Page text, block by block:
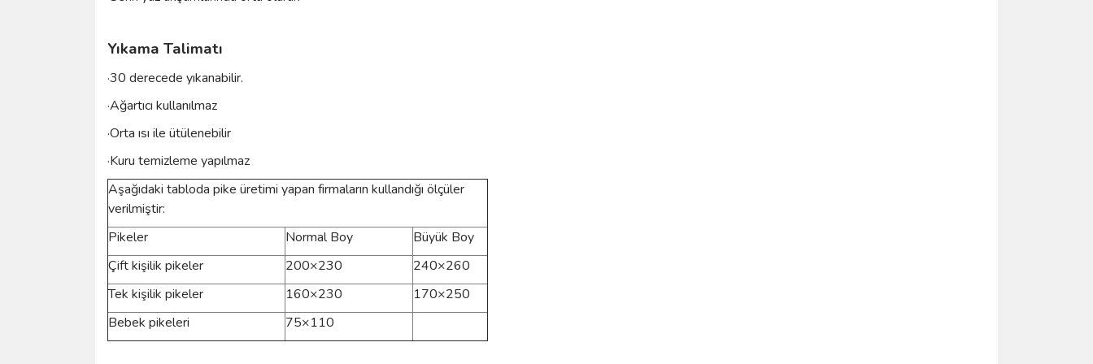
Yıkama Talimatı
·30 derecede yıkanabilir.
·Ağartıcı kullanılmaz
·Orta ısı ile ütülenebilir
·Kuru temizleme yapılmaz
Aşağıdaki tabloda pike üretimi yapan firmaların kullandığı ölçüler
verilmiştir:
Pikeler
Normal Boy
Büyük Boy
Çift kişilik pikeler
200×230
240×260
Tek kişilik pikeler
160×230
170×250
Bebek pikeleri
75×110